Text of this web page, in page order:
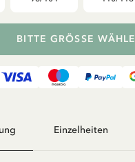
BITTE GRÖSSE WÄHLEN
Einzelheiten